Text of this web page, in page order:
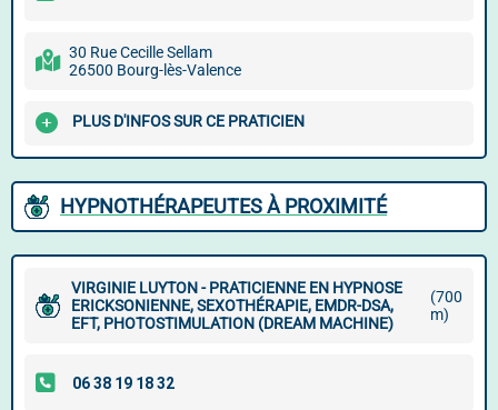
30 Rue Cecille Sellam
26500 Bourg-lès-Valence
PLUS D'INFOS SUR CE PRATICIEN
HYPNOTHÉRAPEUTES À PROXIMITÉ
VIRGINIE LUYTON - PRATICIENNE EN HYPNOSE
ERICKSONIENNE, SEXOTHÉRAPIE, EMDR-DSA,
EFT, PHOTOSTIMULATION (DREAM MACHINE)
(700
m)